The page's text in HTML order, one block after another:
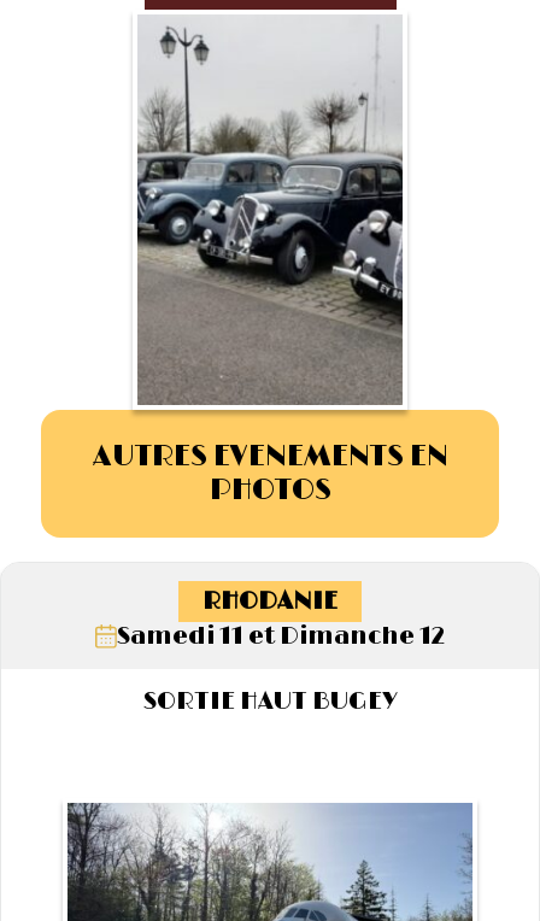
Evolution 11 –
1952/1957
1938/1947
La 15/6 D –
1947/1955
La 15/6 H –
1954/1956
AUTRES EVENEMENTS EN
PHOTOS
RHODANIE
Samedi 11 et Dimanche 12
SORTIE HAUT BUGEY